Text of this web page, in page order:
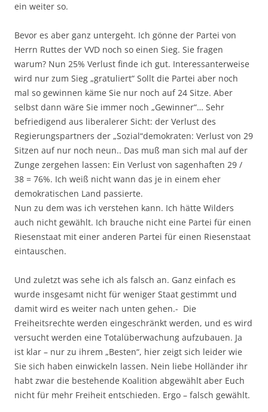
ein weiter so.
Bevor es aber ganz untergeht. Ich gönne der Partei von
Herrn Ruttes der VVD noch so einen Sieg. Sie fragen
warum? Nun 25% Verlust finde ich gut. Interessanterweise
wird nur zum Sieg „gratuliert“ Sollt die Partei aber noch
mal so gewinnen käme Sie nur noch auf 24 Sitze. Aber
selbst dann wäre Sie immer noch „Gewinner“… Sehr
befriedigend aus liberalerer Sicht: der Verlust des
Regierungspartners der „Sozial“demokraten: Verlust von 29
Sitzen auf nur noch neun.. Das muß man sich mal auf der
Zunge zergehen lassen: Ein Verlust von sagenhaften 29 /
38 = 76%. Ich weiß nicht wann das je in einem eher
demokratischen Land passierte.
Nun zu dem was ich verstehen kann. Ich hätte Wilders
auch nicht gewählt. Ich brauche nicht eine Partei für einen
Riesenstaat mit einer anderen Partei für einen Riesenstaat
eintauschen.
Und zuletzt was sehe ich als falsch an. Ganz einfach es
wurde insgesamt nicht für weniger Staat gestimmt und
damit wird es weiter nach unten gehen.- Die
Freiheitsrechte werden eingeschränkt werden, und es wird
versucht werden eine Totalüberwachung aufzubauen. Ja
ist klar – nur zu ihrem „Besten“, hier zeigt sich leider wie
Sie sich haben einwickeln lassen. Nein liebe Holländer ihr
habt zwar die bestehende Koalition abgewählt aber Euch
nicht für mehr Freiheit entschieden. Ergo – falsch gewählt.